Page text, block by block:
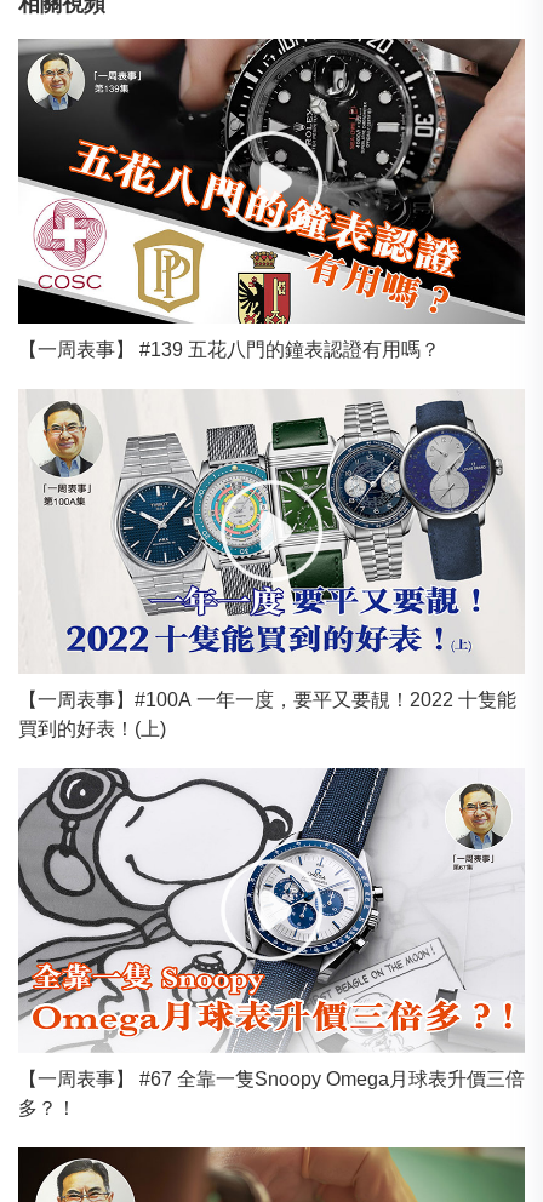
【一周表事】 #139 五花八門的鐘表認證有用嗎？
【一周表事】#100A 一年一度，要平又要靚！2022 十隻能
買到的好表！(上)
【一周表事】 #67 全靠一隻Snoopy Omega月球表升價三倍
多？！